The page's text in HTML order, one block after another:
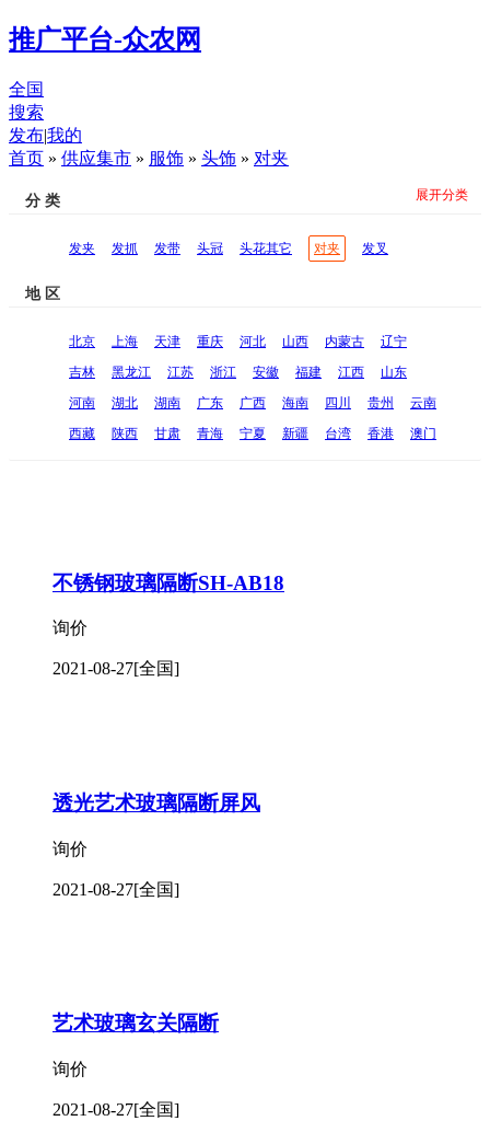
推广平台-众农网
全国
搜索
发布|我的
首页 » 供应集市 » 服饰 » 头饰 » 对夹
分 类
发夹 发抓 发带 头冠 头花其它 对夹 发叉
展开分类
地 区
北京 上海 天津 重庆 河北 山西 内蒙古
辽宁
吉林
黑龙江 江苏 浙江 安徽 福建 江西
山东
河南
湖北 湖南 广东 广西 海南 四川 贵州
云南
西藏
陕西 甘肃 青海 宁夏 新疆 台湾 香港 澳门
不锈钢玻璃隔断SH-AB18
询价
2021-08-27[全国]
透光艺术玻璃隔断屏风
询价
2021-08-27[全国]
艺术玻璃玄关隔断
询价
2021-08-27[全国]